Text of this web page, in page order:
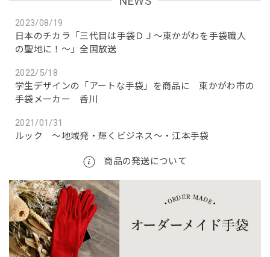
商品の発送について
2023/08/19
日本のチカラ「三代目は手袋ＤＪ～東かがわを手袋職人
の聖地に！～」全国放送
2022/5/18
学生デザインの「アートな手袋」を商品に 東かがわ市の
手袋メーカー 香川
2021/01/31
ルック ～地域発・輝くビジネス～・江本手袋